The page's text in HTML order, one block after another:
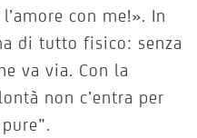
con me!». In
di tutto fisico: senza
va via. Con la
non c’entra per